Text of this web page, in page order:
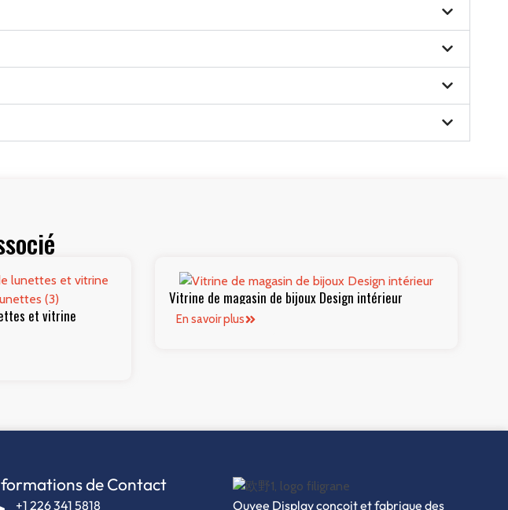
et vitrine
Vitrine de magasin de bijoux Design intérieur
En savoir plus
de Contact
+1 226 341 5818 Ouyee Display conçoit et fabrique des